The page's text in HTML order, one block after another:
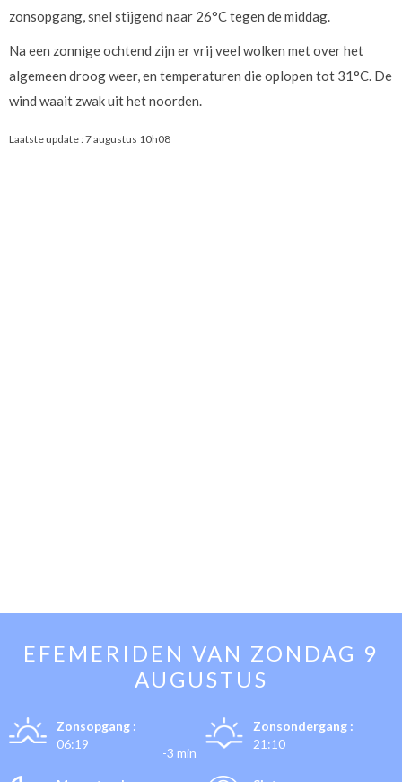
zonsopgang, snel stijgend naar 26°C tegen de middag.
Na een zonnige ochtend zijn er vrij veel wolken met over het
algemeen droog weer, en temperaturen die oplopen tot 31°C. De
wind waait zwak uit het noorden.
Laatste update :7 augustus 10h08
EFEMERIDEN VAN ZONDAG 9
AUGUSTUS
Zonsopgang :
06:19
-3 min
Zonsondergang :
21:10